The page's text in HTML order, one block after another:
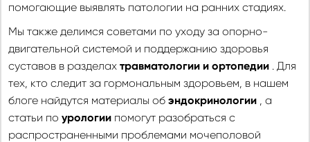
помогающие выявлять патологии на ранних стадиях.
Мы также делимся советами по уходу за опорно-
двигательной системой и поддержанию здоровья
суставов в разделах травматологии и ортопедии . Для
тех, кто следит за гормональным здоровьем, в нашем
блоге найдутся материалы об эндокринологии , а
статьи по урологии помогут разобраться с
распространенными проблемами мочеполовой